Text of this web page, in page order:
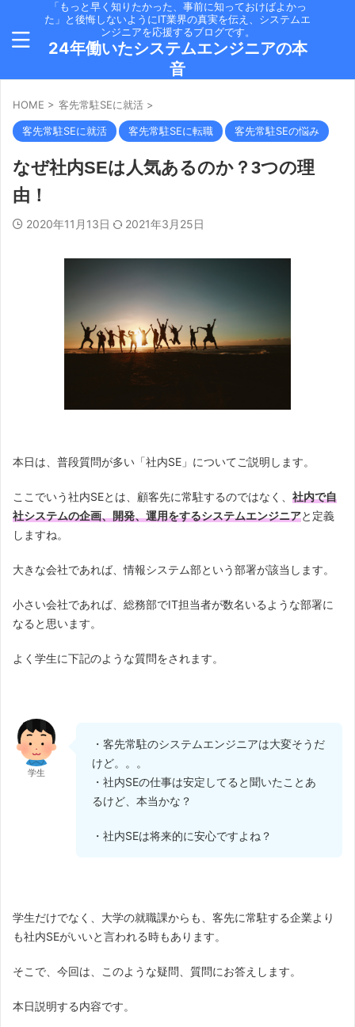
「もっと早く知りたかった、事前に知っておけばよかっ
た」と後悔しないようにIT業界の真実を伝え、システムエ
ンジニアを応援するブログです。
24年働いたシステムエンジニアの本
音
HOME > 客先常駐SEに就活 >
客先常駐SEに就活 客先常駐SEに転職 客先常駐SEの悩み
なぜ社内SEは人気あるのか？3つの理
由！
2020年11月13日 2021年3月25日
本日は、普段質問が多い「社内SE」についてご説明します。
ここでいう社内SEとは、顧客先に常駐するのではなく、 社内で自
社システムの企画、開発、運用をするシステムエンジニアと定義
しますね。
大きな会社であれば、情報システム部という部署が該当します。
小さい会社であれば、総務部でIT担当者が数名いるような部署に
なると思います。
よく学生に下記のような質問をされます。
学生
・客先常駐のシステムエンジニアは大変そうだ
けど。。。
・社内SEの仕事は安定してると聞いたことあ
るけど、本当かな？
・社内SEは将来的に安心ですよね？
学生だけでなく、大学の就職課からも、客先に常駐する企業より
も社内SEがいいと言われる時もあります。
そこで、今回は、このような疑問、質問にお答えします。
本日説明する内容です。